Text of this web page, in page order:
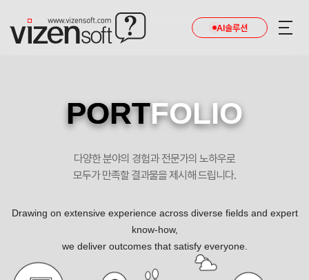
AI솔루션
도봉정사 포트폴리오
PORTFOLIO
다양한 분야의 경험과 전문가의 노하우로
모두가 만족할 결과물을 제시해 드립니다.
Drawing on extensive experience across diverse fields and expert
know-how,
we deliver outcomes that satisfy everyone.